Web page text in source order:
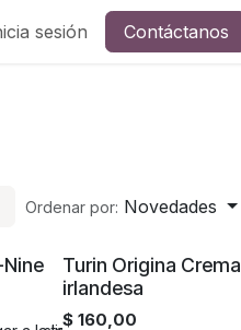
sesión Contáctanos
Ordenar por: Novedades
Turin Origina Crema
irlandesa
$ 160,00